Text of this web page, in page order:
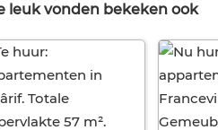
leuk vonden bekeken ook